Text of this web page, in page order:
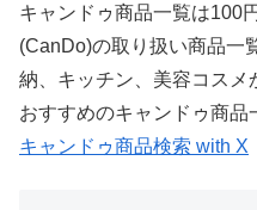
キャンドゥ商品一覧は100
(CanDo)の取り扱い商品一
納、キッチン、美容コスメ
おすすめのキャンドゥ商品
キャンドゥ商品検索 with X